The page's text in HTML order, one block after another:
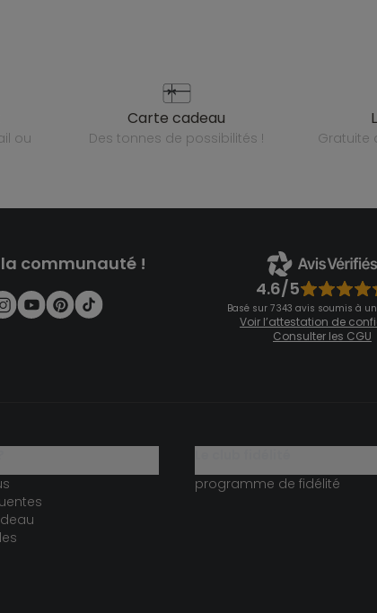
carte cadeau
des tonnes de possibilités !
la communauté !
4.6/5
Basé sur 7 343 avis soumis à
Voir l’attestation de
Consulter les CGU
programme de fidélité